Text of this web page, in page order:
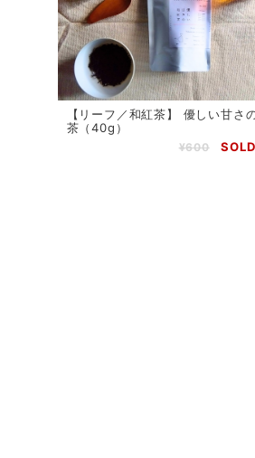
【リーフ／和紅茶】 優しい甘さ
茶（40g）
¥600